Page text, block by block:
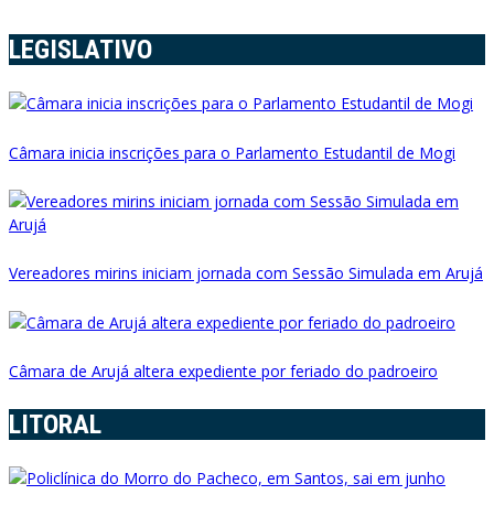
LEGISLATIVO
Câmara inicia inscrições para o Parlamento Estudantil de Mogi
Vereadores mirins iniciam jornada com Sessão Simulada em Arujá
Câmara de Arujá altera expediente por feriado do padroeiro
LITORAL